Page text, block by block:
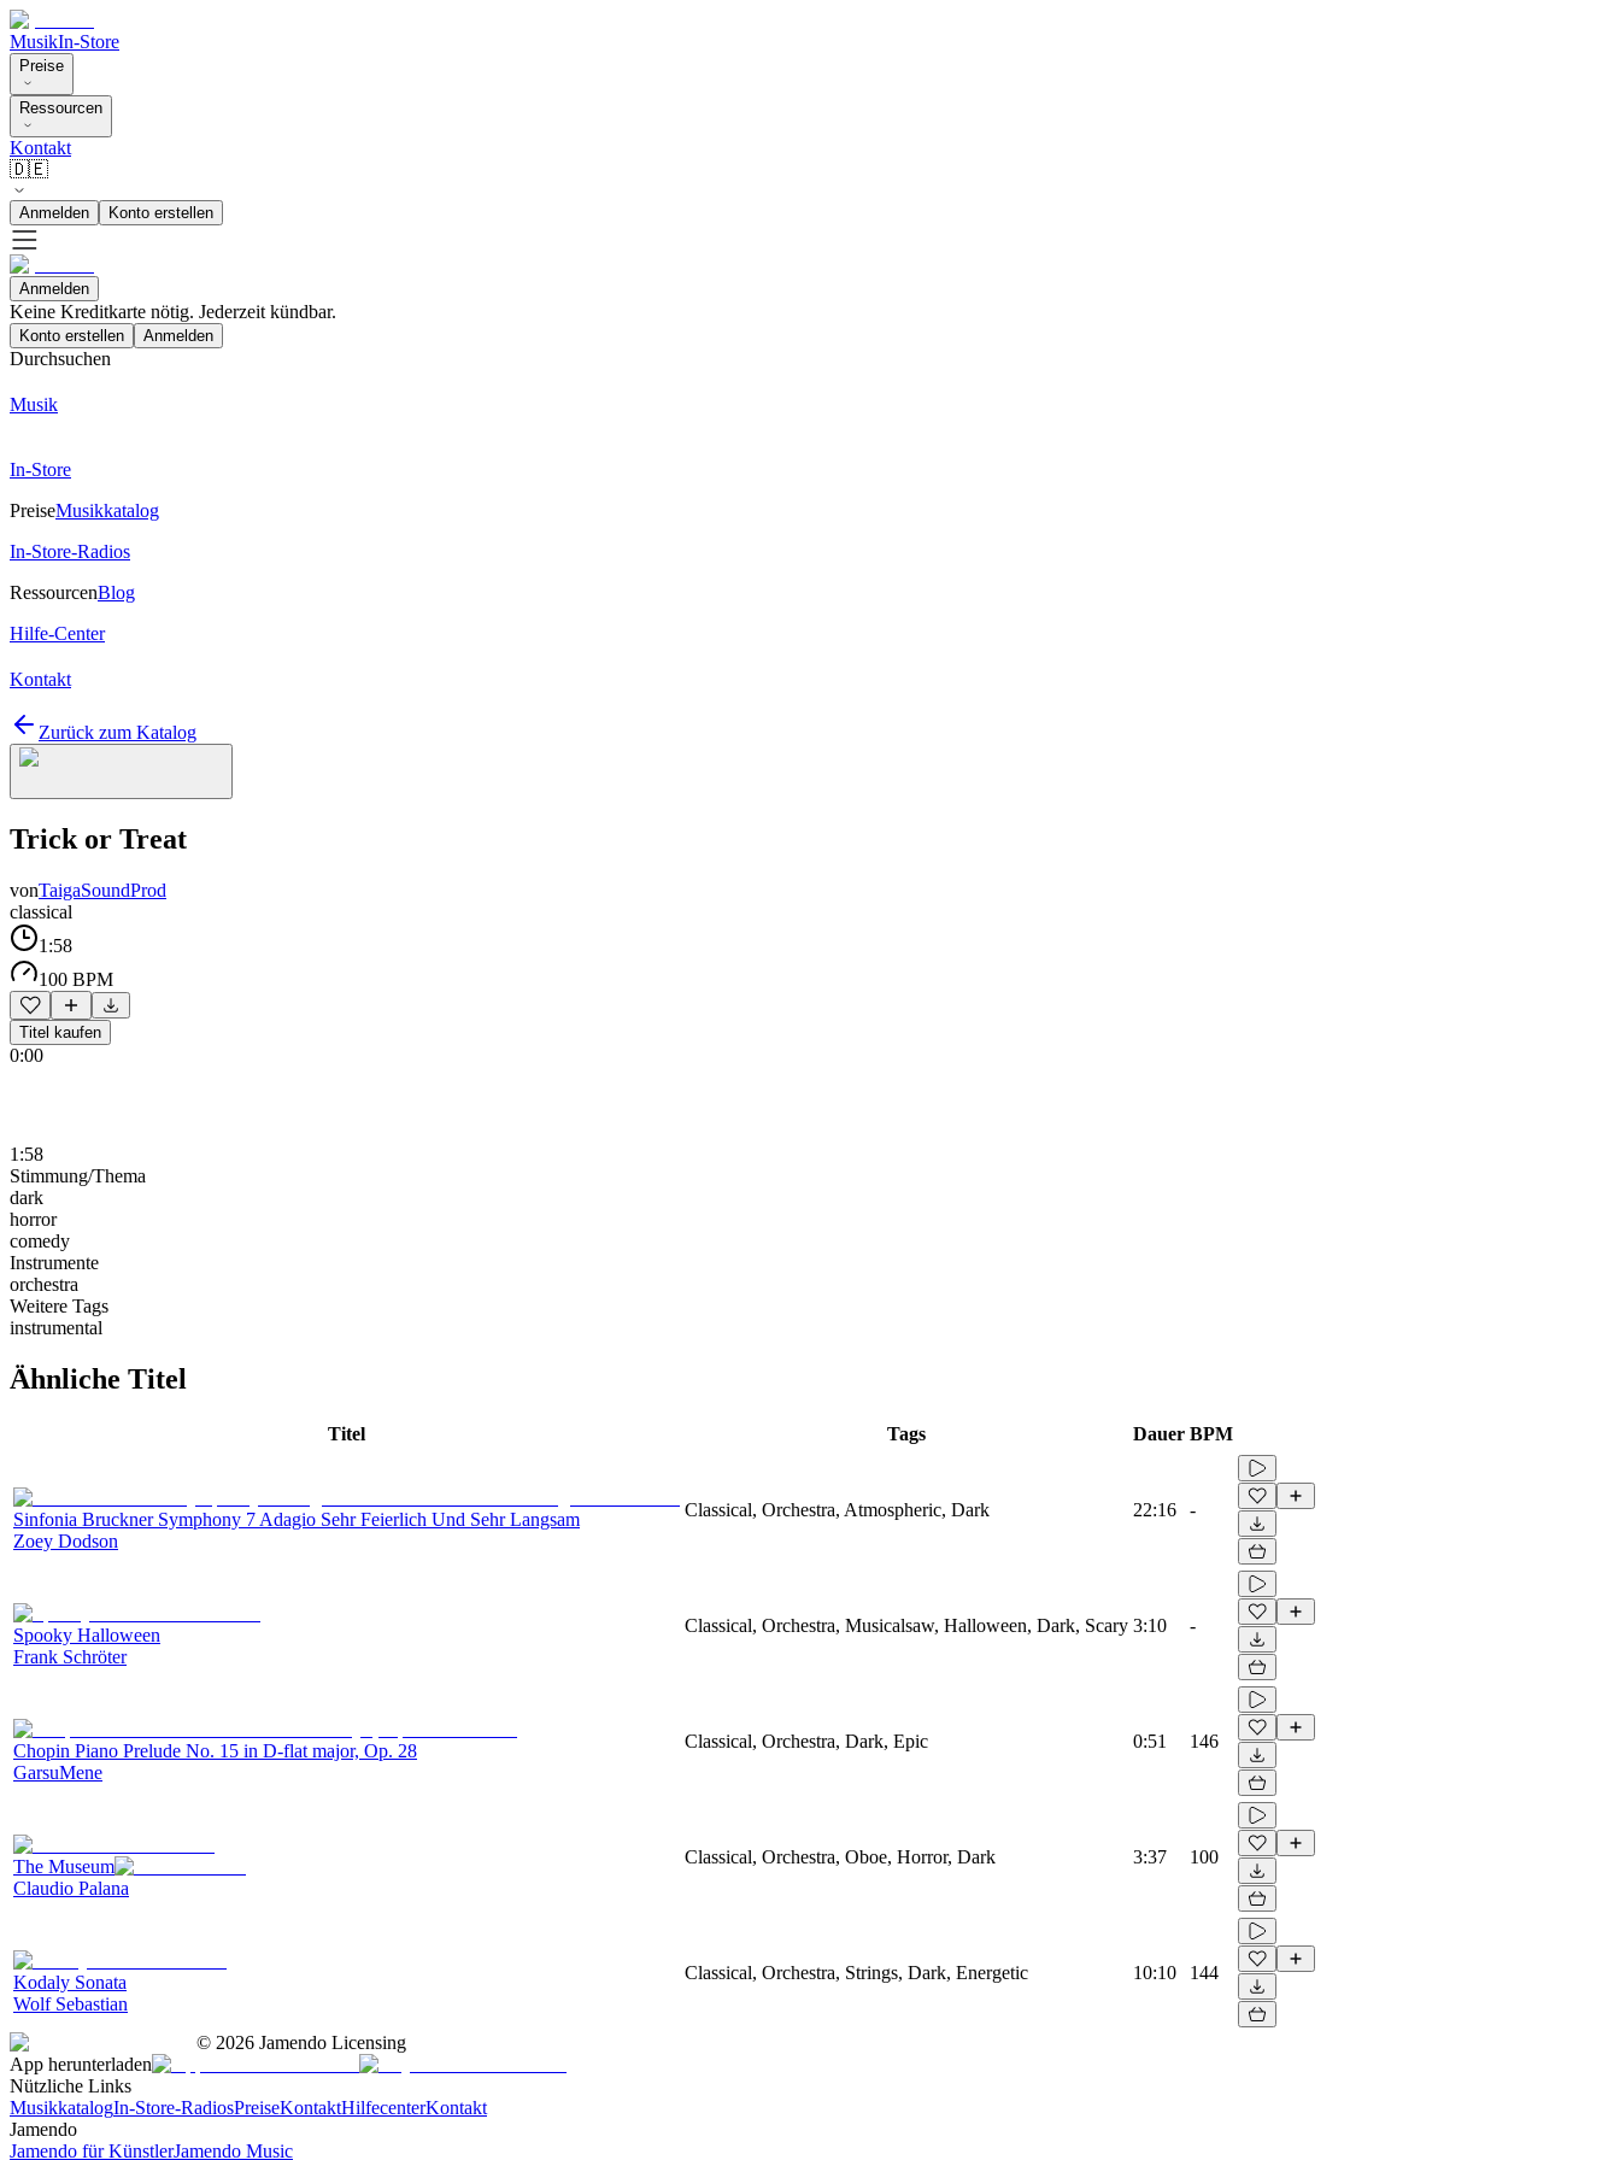
MusikIn-Store
Preise
Ressourcen
Kontakt
🇩🇪
Anmelden Konto erstellen
Anmelden
Keine Kreditkarte nötig. Jederzeit kündbar.
Konto erstellen Anmelden
Durchsuchen
Musik
In-Store
PreiseMusikkatalog
In-Store-Radios
RessourcenBlog
Hilfe-Center
Kontakt
Zurück zum Katalog
Trick or Treat
vonTaigaSoundProd
classical
1:58
100 BPM
Titel kaufen
0:00
1:58
Stimmung/Thema
dark
horror
comedy
Instrumente
orchestra
Weitere Tags
instrumental
Ähnliche Titel
Titel Tags Dauer BPM
Sinfonia Bruckner Symphony 7 Adagio Sehr Feierlich Und Sehr Langsam
Zoey Dodson
Classical, Orchestra, Atmospheric, Dark 22:16 -
Spooky Halloween
Frank Schröter
Classical, Orchestra, Musicalsaw, Halloween, Dark, Scary 3:10 -
Chopin Piano Prelude No. 15 in D-flat major, Op. 28
GarsuMene
Classical, Orchestra, Dark, Epic 0:51 146
The Museum
Claudio Palana
Classical, Orchestra, Oboe, Horror, Dark 3:37 100
Kodaly Sonata
Wolf Sebastian
Classical, Orchestra, Strings, Dark, Energetic 10:10 144
© 2026 Jamendo Licensing
App herunterladen
Nützliche Links
MusikkatalogIn-Store-RadiosPreiseKontaktHilfecenterKontakt
Jamendo
Jamendo für KünstlerJamendo Music